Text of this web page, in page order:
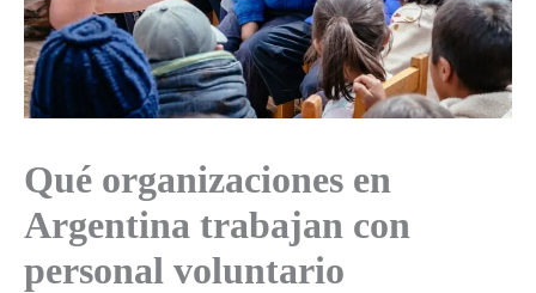
Qué organizaciones en
Argentina trabajan con
personal voluntario